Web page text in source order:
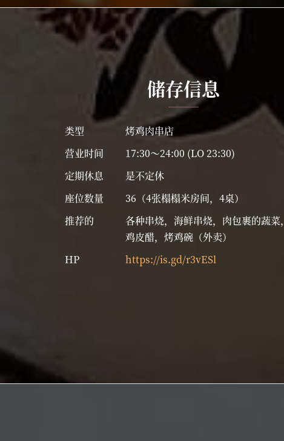
储存信息
类型
烤鸡肉串店
营业时间
17:30～24:00 (LO 23:30)
定期休息
是不定休
座位数量
36（4张榻榻米房间，4桌）
推荐的
各种串烧，海鲜串烧，肉包裹的蔬菜，
鸡皮醋，烤鸡碗（外卖）
HP
https://is.gd/r3vESl